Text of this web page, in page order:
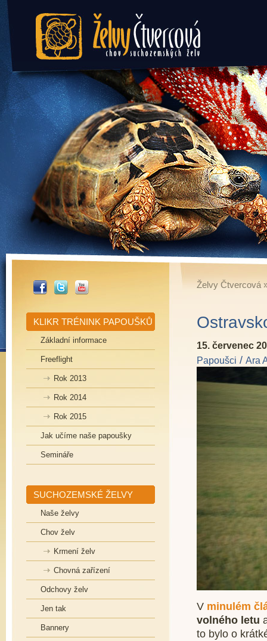
Želvy Čtvercová - chov
suchozemských želv
_FACEBOOK
_TWITTER_YOUTUBE
KLIKR TRÉNINK PAPOUŠKŮ
Základní informace
Freeflight
Rok 2013
Rok 2014
Rok 2015
Jak učíme naše papoušky
Semináře
SUCHOZEMSKÉ ŽELVY
Naše želvy
Chov želv
Krmení želv
Chovná zařízení
Odchovy želv
Jen tak
Bannery
Želvy Čtvercová
15. červenec
Papoušci / Ara
V minulém
volného letu
to bylo o